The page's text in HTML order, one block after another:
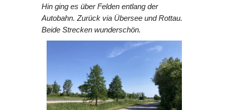
Hin ging es über Felden entlang der
Autobahn. Zurück via Übersee und Rottau.
Beide Strecken wunderschön.